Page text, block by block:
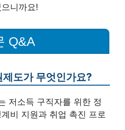
니까요!
Q&A
도가 무엇인가요?
저소득 구직자를 위한 정
비 지원과 취업 촉진 프로